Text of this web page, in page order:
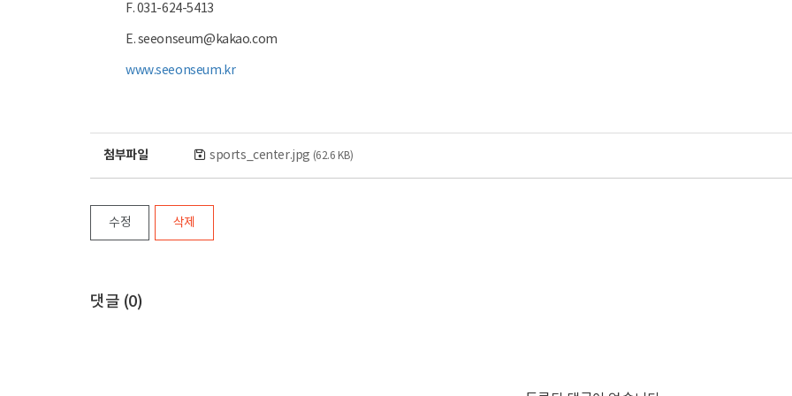
F. 031-624-5413
E. seeonseum@kakao.com
www.seeonseum.kr
첨부파일 sports_center.jpg (62.6 KB)
수정 삭제
댓글 (0)